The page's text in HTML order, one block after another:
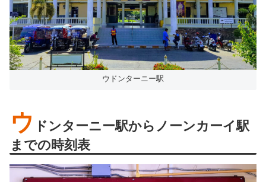
ウドンターニー駅
ウ ドンターニー駅からノーンカーイ駅
までの時刻表